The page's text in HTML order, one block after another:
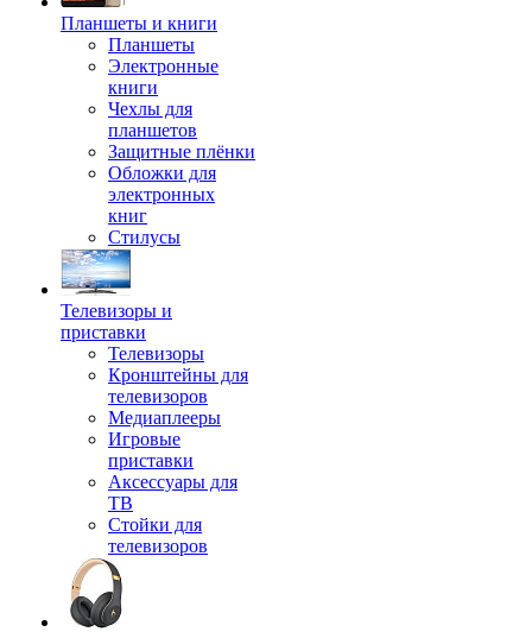
Планшеты и книги
Планшеты
Электронные
книги
Чехлы для
планшетов
Защитные плёнки
Обложки для
электронных
книг
Стилусы
Телевизоры и
приставки
Телевизоры
Кронштейны для
телевизоров
Медиаплееры
Игровые
приставки
Аксессуары для
ТВ
Стойки для
телевизоров